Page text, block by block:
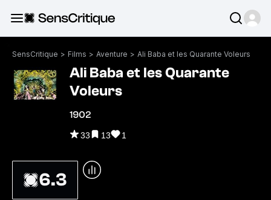
SensCritique > Films > Aventure > Ali Baba et les Quarante Voleurs
Ali Baba et les Quarante
Voleurs
1902
33 13 1
6.3